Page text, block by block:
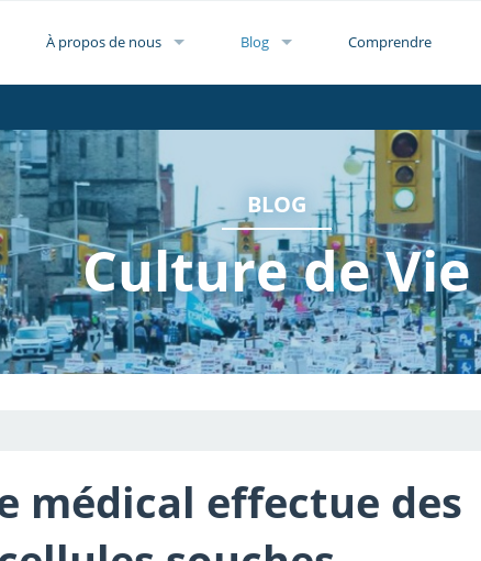
À propos de nous Blog Comprendre
BLOG
Culture de Vie
médical effectue des